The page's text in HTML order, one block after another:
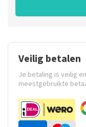
Veilig betalen
Je betaling is veilig
meestgebruikte